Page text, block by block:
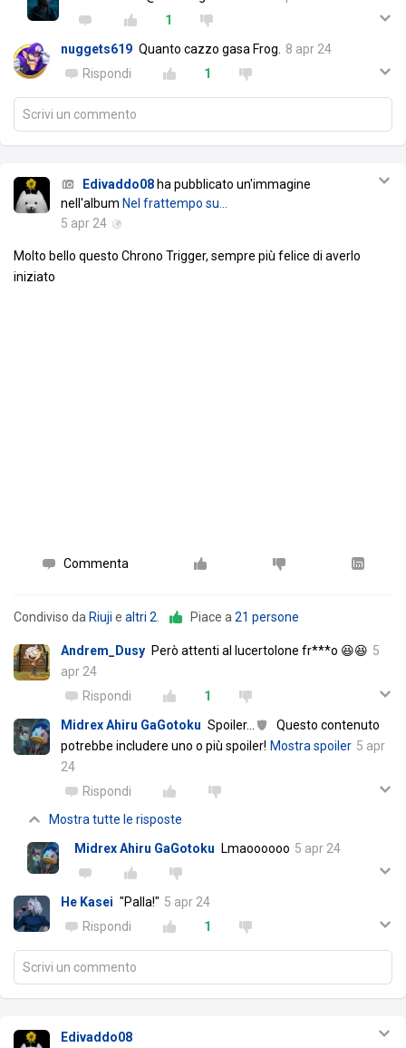
1
nuggets619 Quanto cazzo gasa Frog.
8 apr 24
Rispondi
1
Scrivi un commento
Edivaddo08 ha pubblicato un'immagine
nell'album Nel frattempo su...
5 apr 24
Molto bello questo Chrono Trigger, sempre più felice di averlo
iniziato
Commenta
Condiviso da Riuji e altri 2. Piace a21 persone
Andrem_Dusy Però attenti al lucertolone fr***o 😆😆 5
apr 24
Rispondi
1
Midrex Ahiru GaGotoku Spoiler…
Questo contenuto
potrebbe includere uno o più spoiler! Mostra spoiler 5 apr
24
Rispondi
Mostra tutte le risposte
Midrex Ahiru GaGotoku
Lmaoooooo 5 apr 24
He Kasei "Palla!" 5 apr 24
Rispondi
1
Scrivi un commento
Edivaddo08